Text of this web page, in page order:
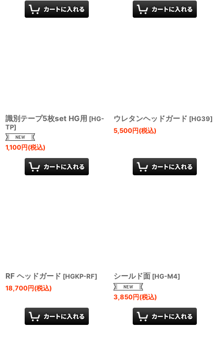
識別テープ5枚set HG用 [HG-
TP]
1,100円(税込)
ウレタンヘッドガード [HG39]
5,500円(税込)
RF ヘッドガード [HGKP-RF]
18,700円(税込)
シールド面 [HG-M4]
3,850円(税込)